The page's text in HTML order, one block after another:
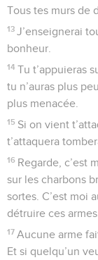
Tous tes murs de
13 J’enseignerai
bonheur.
14 Tu t’appuieras
tu n’auras plus
plus menacée.
15 Si on vient
t’attaquera
16 Regarde, c’est
sur les charbons
sortes. C’est moi
détruire ces armes.
17 Aucune arme
Et si quelqu’un